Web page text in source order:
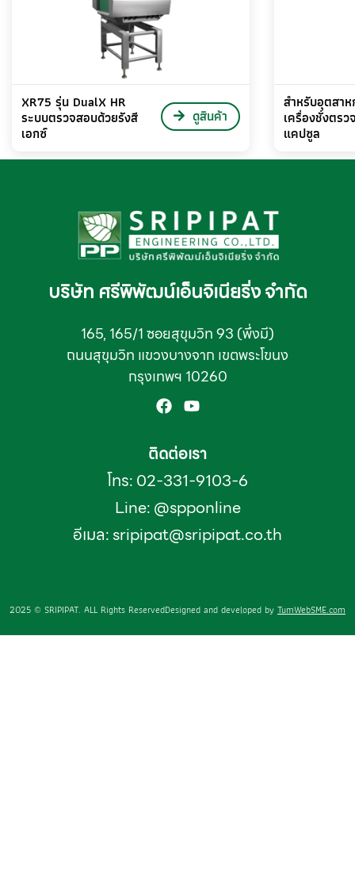
XR75 รุ่น DualX HR
ระบบตรวจสอบด้วยรังสี
เอกซ์
ดูสินค้า
สำหรับอุตสา
เครื่องชั่งตร
แคปซูล
บริษัท ศรีพิพัฒน์เอ็นจิเนียริ่ง จำกัด
165, 165/1 ซอยสุขุมวิท 93 (พึ่งมี)
ถนนสุขุมวิท แขวงบางจาก เขตพระโขนง
กรุงเทพฯ 10260
ติดต่อเรา
โทร: 02-331-9103-6
Line: @spponline
อีเมล:sripipat@sripipat.co.th
2025 © SRIPIPAT. ALL Rights ReservedDesigned and developed by TumWebSME.com